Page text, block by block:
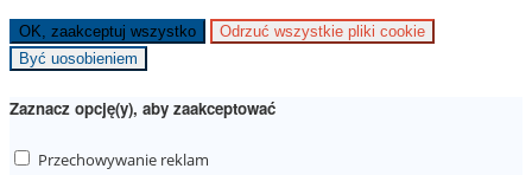
OK, zaakceptuj wszystko
Odrzuć wszystkie pliki cookie
Być uosobieniem
Zaznacz opcję(y), aby zaakceptować
Przechowywanie reklam